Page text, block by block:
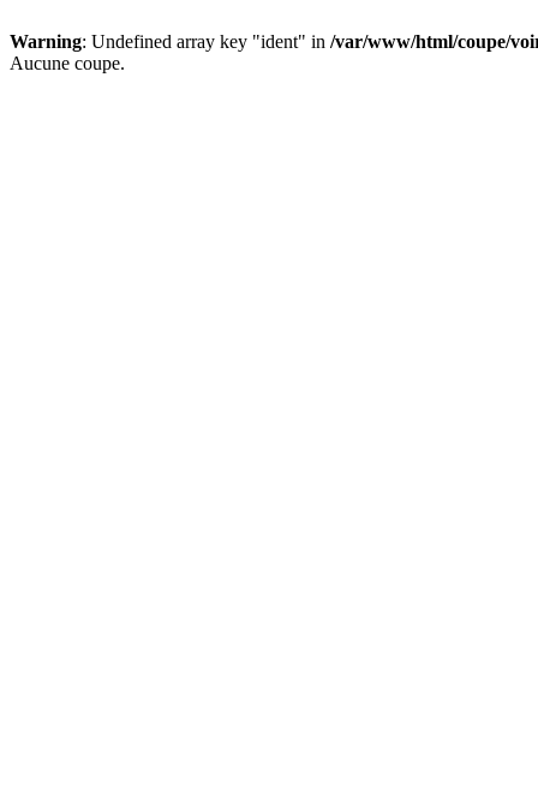
Warning: Undefined array key "ident" in /var/www/html/coupe/
Aucune coupe.